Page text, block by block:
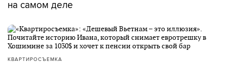
на самом деле
КВАРТИРОСЪЕМКА